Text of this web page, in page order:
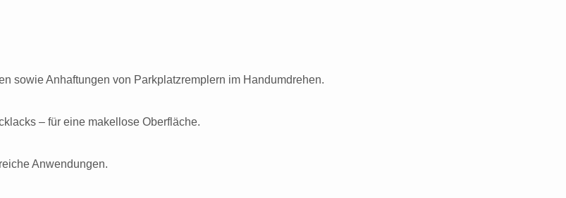
sowie Anhaftungen von Parkplatzremplern im Handumdrehen.
– für eine makellose Oberfläche.
Anwendungen.